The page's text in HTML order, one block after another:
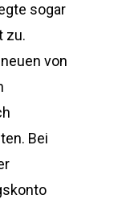
sogar
zu.
von
Bei